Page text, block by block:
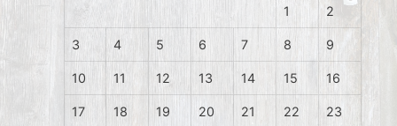
1 2
3 4 5 6 7 8 9
10 11 12 13 14 15 16
17 18 19 20 21 22 23